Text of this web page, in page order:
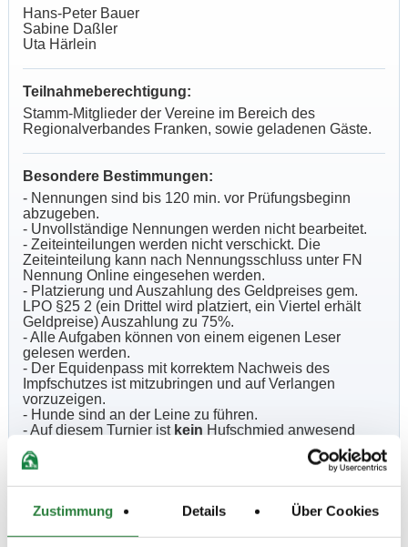
Zustimmung Details Über Cookies
Hans-Peter Bauer
Sabine Daßler
Uta Härlein
Teilnahmeberechtigung:
Stamm-Mitglieder der Vereine im Bereich des
Regionalverbandes Franken, sowie geladenen Gäste.
Besondere Bestimmungen:
- Nennungen sind bis 120 min. vor Prüfungsbeginn
abzugeben.
- Unvollständige Nennungen werden nicht bearbeitet.
- Zeiteinteilungen werden nicht verschickt. Die
Zeiteinteilung kann nach Nennungsschluss unter FN
Nennung Online eingesehen werden.
- Platzierung und Auszahlung des Geldpreises gem.
LPO §25 2 (ein Drittel wird platziert, ein Viertel erhält
Geldpreise) Auszahlung zu 75%.
- Alle Aufgaben können von einem eigenen Leser
gelesen werden.
- Der Equidenpass mit korrektem Nachweis des
Impfschutzes ist mitzubringen und auf Verlangen
vorzuzeigen.
- Hunde sind an der Leine zu führen.
- Auf diesem Turnier ist kein Hufschmied anwesend
- Max. 2 Starts pro Pferd/Tag.
- Boxen stehen im begrenztem Umfang zur Verfügung,
Kosten 40,00€ pro Tag, bitte bei Frau Weiler unter
0981/465014 buchen.
- Meldeschluss ist 90 Min. vor Beginn der Prüfung.
- Es gelten die Allgemeinen und Besonderen